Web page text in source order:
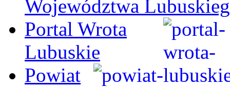
Województwa
Portal Wrota
Lubuskie
Powiat